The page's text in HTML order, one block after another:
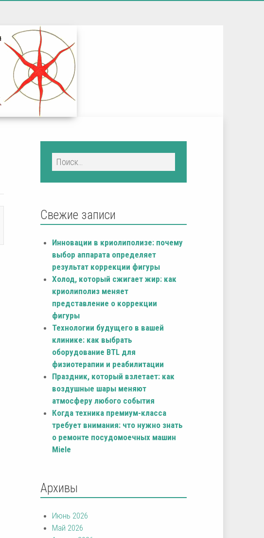
Свежие записи
Инновации в криолиполизе: почему
выбор аппарата определяет
результат коррекции фигуры
Холод, который сжигает жир: как
криолиполиз меняет
представление о коррекции
фигуры
Технологии будущего в вашей
клинике: как выбрать
оборудование BTL для
физиотерапии и реабилитации
Праздник, который взлетает: как
воздушные шары меняют
атмосферу любого события
Когда техника премиум-класса
требует внимания: что нужно знать
о ремонте посудомоечных машин
Miele
Архивы
Июнь 2026
Май 2026